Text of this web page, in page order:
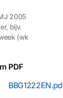
2005
bijv.
(wk
PDF